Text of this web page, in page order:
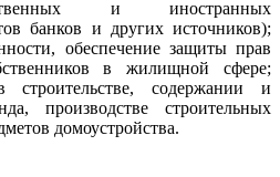
и иностранных
банков и других источников);
обеспечение защиты прав
в жилищной сфере;
строительстве, содержании и
производстве строительных
домоустройства.